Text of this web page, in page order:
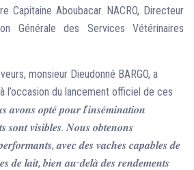
Capitaine Aboubacar NACRO, Directeur
Générale des Services Vétérinaires
monsieur Dieudonné BARGO, a
l’occasion du lancement officiel de ces
𝒐𝒑𝒕𝒆́ 𝒑𝒐𝒖𝒓 𝒍’𝒊𝒏𝒔𝒆́𝒎𝒊𝒏𝒂𝒕𝒊𝒐𝒏
𝒔𝒐𝒏𝒕 𝒗𝒊𝒔𝒊𝒃𝒍𝒆𝒔. 𝑵𝒐𝒖𝒔 𝒐𝒃𝒕𝒆𝒏𝒐𝒏𝒔
𝒂𝒗𝒆𝒄 𝒅𝒆𝒔 𝒗𝒂𝒄𝒉𝒆𝒔 𝒄𝒂𝒑𝒂𝒃𝒍𝒆𝒔 𝒅𝒆
𝒅𝒆 𝒍𝒂𝒊𝒕, 𝒃𝒊𝒆𝒏 𝒂𝒖-𝒅𝒆𝒍𝒂̀ 𝒅𝒆𝒔 𝒓𝒆𝒏𝒅𝒆𝒎𝒆𝒏𝒕𝒔